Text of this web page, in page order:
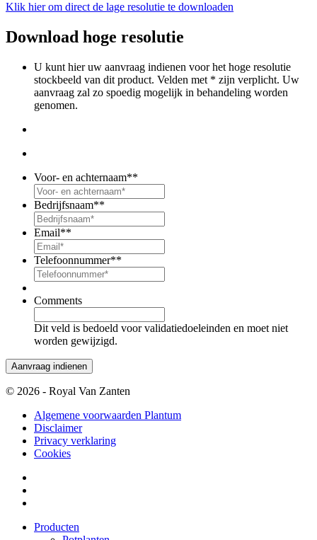
Klik hier om direct de lage resolutie te downloaden
Download hoge resolutie
U kunt hier uw aanvraag indienen voor het hoge resolutie
stockbeeld van dit product. Velden met * zijn verplicht. Uw
aanvraag zal zo spoedig mogelijk in behandeling worden
genomen.
Voor- en achternaam**
Bedrijfsnaam**
Email**
Telefoonnummer**
Comments
Dit veld is bedoeld voor validatiedoeleinden en moet niet
worden gewijzigd.
© 2026 - Royal Van Zanten
Algemene voorwaarden Plantum
Disclaimer
Privacy verklaring
Cookies
Producten